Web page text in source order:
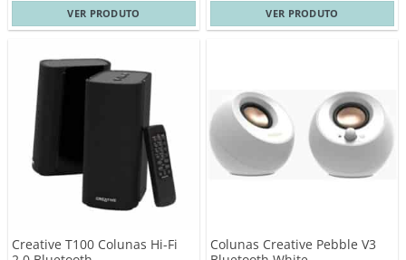
VER PRODUTO VER PRODUTO
Creative T100 Colunas Hi-Fi
Colunas Creative Pebble V3